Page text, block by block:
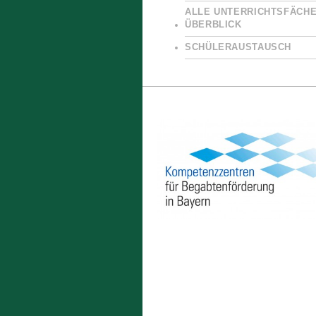
ALLE
ÜBERBLICK
SCHÜLERAUSTAUSCH